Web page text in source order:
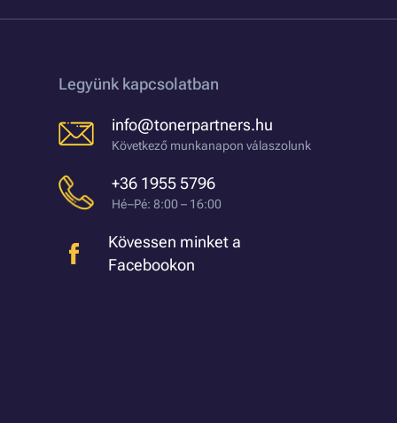
Legyünk kapcsolatban
info@tonerpartners.hu
Következő munkanapon válaszolunk
+36 1955 5796
Hé–Pé: 8:00 – 16:00
Kövessen minket a
Facebookon